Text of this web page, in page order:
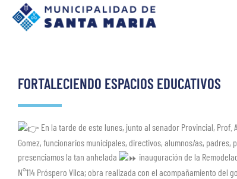
FORTALECIENDO ESPACIOS EDUCATIVOS
En la tarde de este lunes, junto al senador Provincial, Prof.
Gomez, funcionarios municipales, directivos, alumnos/as,
presenciamos la tan anhelada
inauguración de la
N°114 Próspero Vilca; obra realizada con el acompañamiento